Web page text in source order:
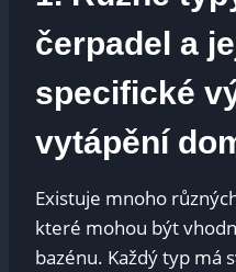
‍čerpadel a
specifické
vytápění
Existuje mnoho
​které mohou být
bazénu. Každý typ má